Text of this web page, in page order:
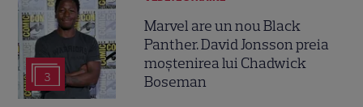
3
Marvel are un nou Black
Panther. David Jonsson preia
moștenirea lui Chadwick
Boseman